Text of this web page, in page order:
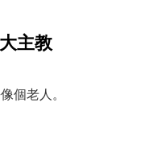
主教
個老人。